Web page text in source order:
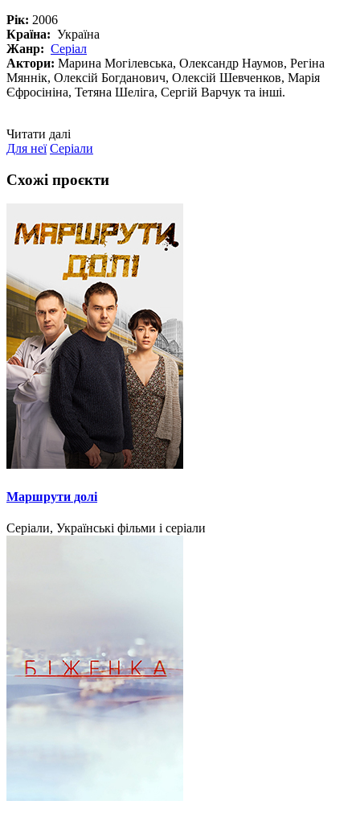
Рік: 2006
Країна: Україна
Жанр: Серіал
Актори: Марина Могілевська, Олександр Наумов, Регіна
Мяннік, Олексій Богданович, Олексій Шевченков, Марія
Єфросініна, Тетяна Шеліга, Сергій Варчук та інші.
Читати далі
Для неї Серіали
Схожі проєкти
Маршрути долі
Серіали, Українські фільми і серіали